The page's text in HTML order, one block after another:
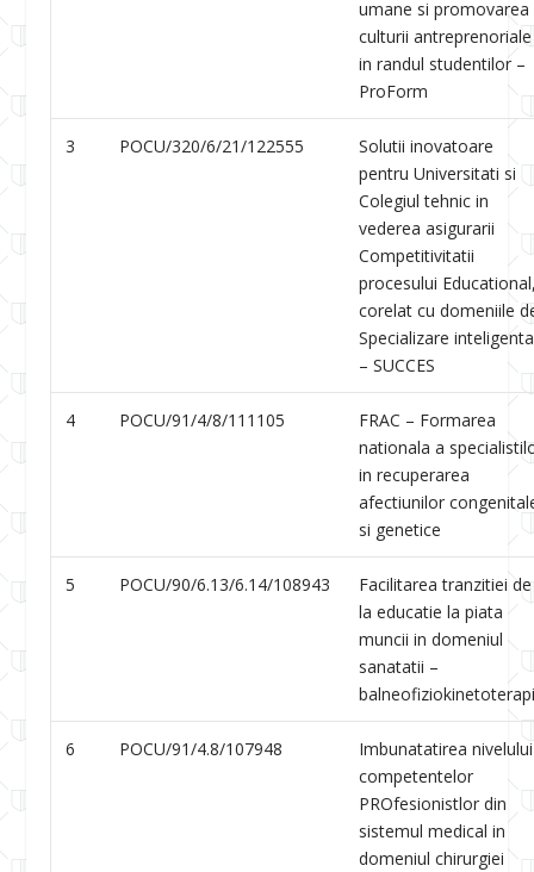
umane si promovarea
culturii antreprenoriale
in randul studentilor –
ProForm
3 POCU/320/6/21/122555
Solutii inovatoare
pentru Universitati si
Colegiul tehnic in
vederea asigurarii
Competitivitatii
procesului
corelat cu domeniile
Specializare inteligenta
– SUCCES
4 POCU/91/4/8/111105
FRAC – Formarea
nationala a
in recuperarea
afectiunilor
si genetice
5 POCU/90/6.13/6.14/108943
Facilitarea tranzitiei de
la educatie la piata
muncii in domeniul
sanatatii –
6 POCU/91/4.8/107948
Imbunatatirea nivelului
competentelor
PROfesionistlor din
sistemul medical in
domeniul chirurgiei